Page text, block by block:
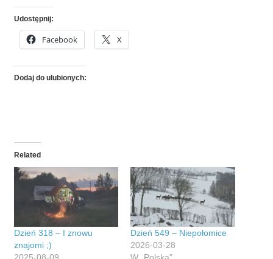
Udostępnij:
Facebook X
Dodaj do ulubionych:
Related
Dzień 318 – I znowu
znajomi ;)
Dzień 549 – Niepołomice
2026-03-28